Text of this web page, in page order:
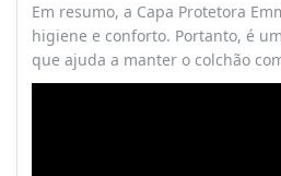
Em resumo, a Capa Protetora
higiene e conforto. Portanto, é
que ajuda a manter o colchão